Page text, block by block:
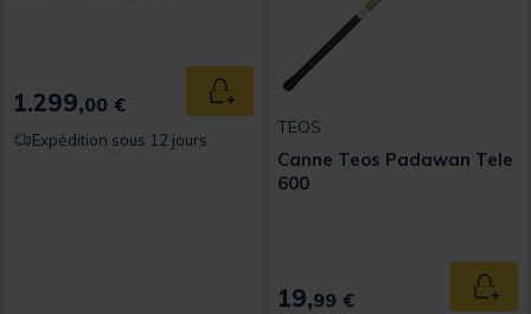
1.299,00 € Ajouter au panier
Expédition sous 12 jours
TEOS
Canne Teos Padawan Tele
600
19,99 €